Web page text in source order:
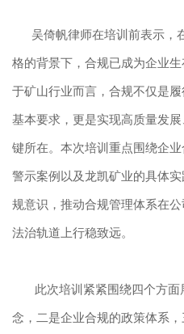
吴倚帆律师在培训前表示，
格的背景下，合规已成为企业
于矿山行业而言，合规不仅是
基本要求，更是实现高质量发
键所在。本次培训重点围绕企业
警示案例以及龙凯矿业的具体
规意识，推动合规管理体系在
法治轨道上行稳致远。
此次培训紧紧围绕四个方面
念，二是企业合规的政策体系